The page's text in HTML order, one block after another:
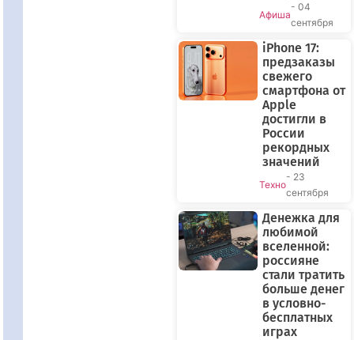
Афиша
- 04
сентября
iPhone 17:
предзаказы
свежего
смартфона от
Apple
достигли в
России
рекордных
значений
Техно
- 23
сентября
Денежка для
любимой
вселенной:
россияне
стали тратить
больше денег
в условно-
бесплатных
играх